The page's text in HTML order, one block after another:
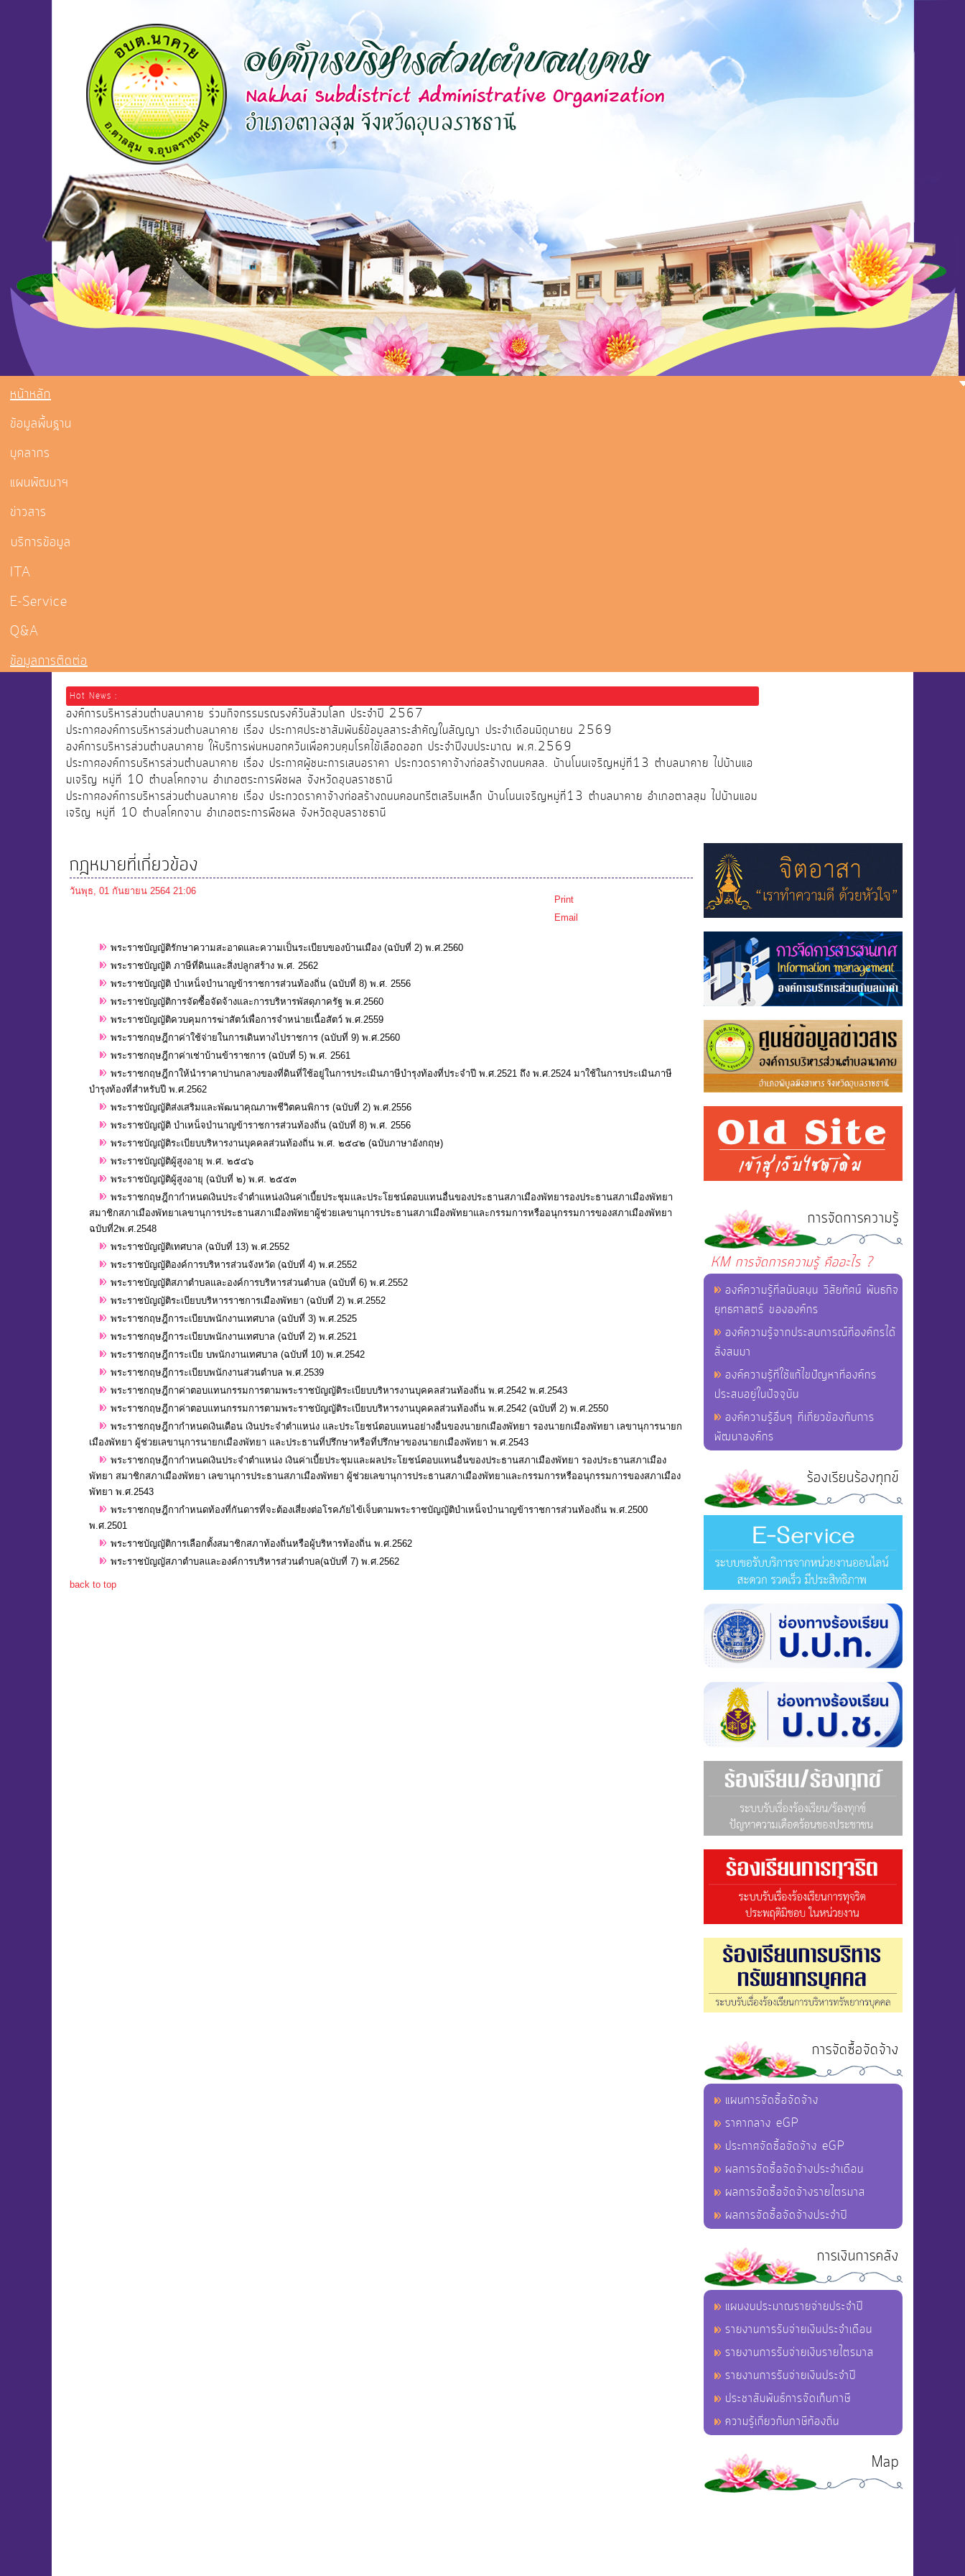
หน้าหลัก
ข้อมูลพื้นฐาน
บุคลากร
แผนพัฒนาฯ
ข่าวสาร
บริการข้อมูล
ITA
E-Service
Q&A
ข้อมูลการติดต่อ
Hot News :
องค์การบริหารส่วนตำบลนาคาย ร่วมกิจกรรมรณรงค์วันส้วมโลก ประจำปี 2567
ประกาศองค์การบริหารส่วนตำบลนาคาย เรื่อง ประกาศประชาสัมพันธ์ข้อมูลสาระสำคัญในสัญญา ประจำเดือนมิถุนายน 2569
องค์การบริหารส่วนตำบลนาคาย ให้บริการพ่นหมอกควันเพื่อควบคุมโรคไข้เลือดออก ประจำปีงบประมาณ พ.ศ.2569
ประกาศองค์การบริหารส่วนตำบลนาคาย เรื่อง ประกาศผู้ชนะการเสนอราคา ประกวดราคาจ้างก่อสร้างถนนคสล. บ้านโนนเจริญหมู่ที่13 ตำบลนาคาย ไปบ้านแอ
มเจริญ หมู่ที่ 10 ตำบลโคกจาน อำเภอตระการพืชผล จังหวัดอุบลราชธานี
ประกาศองค์การบริหารส่วนตำบลนาคาย เรื่อง ประกวดราคาจ้างก่อสร้างถนนคอนกรีตเสริมเหล็ก บ้านโนนเจริญหมู่ที่13 ตำบลนาคาย อำเภอตาลสุม ไปบ้านแอม
เจริญ หมู่ที่ 10 ตำบลโคกจาน อำเภอตระการพืชผล จังหวัดอุบลราชธานี
กฎหมายที่เกี่ยวข้อง
วันพุธ, 01 กันยายน 2564 21:06
Print
Email
พระราชบัญญัติรักษาความสะอาดและความเป็นระเบียบของบ้านเมือง (ฉบับที่ 2) พ.ศ.2560
พระราชบัญญัติ ภาษีที่ดินและสิ่งปลูกสร้าง พ.ศ. 2562
พระราชบัญญัติ บำเหน็จบำนาญข้าราชการส่วนท้องถิ่น (ฉบับที่ 8) พ.ศ. 2556
พระราชบัญญัติการจัดซื้อจัดจ้างและการบริหารพัสดุภาครัฐ พ.ศ.2560
พระราชบัญญัติควบคุมการฆ่าสัตว์เพื่อการจำหน่ายเนื้อสัตว์ พ.ศ.2559
พระราชกฤษฎีกาค่าใช้จ่ายในการเดินทางไปราชการ (ฉบับที่ 9) พ.ศ.2560
พระราชกฤษฎีกาค่าเช่าบ้านข้าราชการ (ฉบับที่ 5) พ.ศ. 2561
พระราชกฤษฎีกาให้นำราคาปานกลางของที่ดินที่ใช้อยู่ในการประเมินภาษีบำรุงท้องที่ประจำปี พ.ศ.2521 ถึง พ.ศ.2524 มาใช้ในการประเมินภาษี
บำรุงท้องที่สำหรับปี พ.ศ.2562
พระราชบัญญัติส่งเสริมและพัฒนาคุณภาพชีวิตคนพิการ (ฉบับที่ 2) พ.ศ.2556
พระราชบัญญัติ บำเหน็จบำนาญข้าราชการส่วนท้องถิ่น (ฉบับที่ 8) พ.ศ. 2556
พระราชบัญญัติระเบียบบริหารงานบุคคลส่วนท้องถิ่น พ.ศ. ๒๕๔๒ (ฉบับภาษาอังกฤษ)
พระราชบัญญัติผู้สูงอายุ พ.ศ. ๒๕๔๖
พระราชบัญญัติผู้สูงอายุ (ฉบับที่ ๒) พ.ศ. ๒๕๕๓
พระราชกฤษฎีกากำหนดเงินประจำตำแหน่งเงินค่าเบี้ยประชุมและประโยชน์ตอบแทนอื่นของประธานสภาเมืองพัทยารองประธานสภาเมืองพัทยา
สมาชิกสภาเมืองพัทยาเลขานุการประธานสภาเมืองพัทยาผู้ช่วยเลขานุการประธานสภาเมืองพัทยาและกรรมการหรืออนุกรรมการของสภาเมืองพัทยา
ฉบับที่2พ.ศ.2548
พระราชบัญญัติเทศบาล (ฉบับที่ 13) พ.ศ.2552
พระราชบัญญัติองค์การบริหารส่วนจังหวัด (ฉบับที่ 4) พ.ศ.2552
พระราชบัญญัติสภาตำบลและองค์การบริหารส่วนตำบล (ฉบับที่ 6) พ.ศ.2552
พระราชบัญญัติระเบียบบริหารราชการเมืองพัทยา (ฉบับที่ 2) พ.ศ.2552
พระราชกฤษฎีการะเบียบพนักงานเทศบาล (ฉบับที่ 3) พ.ศ.2525
พระราชกฤษฎีการะเบียบพนักงานเทศบาล (ฉบับที่ 2) พ.ศ.2521
พระราชกฤษฎีการะเบีย บพนักงานเทศบาล (ฉบับที่ 10) พ.ศ.2542
พระราชกฤษฎีการะเบียบพนักงานส่วนตำบล พ.ศ.2539
พระราชกฤษฎีกาค่าตอบแทนกรรมการตามพระราชบัญญัติระเบียบบริหารงานบุคคลส่วนท้องถิ่น พ.ศ.2542 พ.ศ.2543
พระราชกฤษฎีกาค่าตอบแทนกรรมการตามพระราชบัญญัติระเบียบบริหารงานบุคคลส่วนท้องถิ่น พ.ศ.2542 (ฉบับที่ 2) พ.ศ.2550
พระราชกฤษฎีกากำหนดเงินเดือน เงินประจำตำแหน่ง และประโยชน์ตอบแทนอย่างอื่นของนายกเมืองพัทยา รองนายกเมืองพัทยา เลขานุการนายก
เมืองพัทยา ผู้ช่วยเลขานุการนายกเมืองพัทยา และประธานที่ปรึกษาหรือที่ปรึกษาของนายกเมืองพัทยา พ.ศ.2543
พระราชกฤษฎีกากำหนดเงินประจำตำแหน่ง เงินค่าเบี้ยประชุมและผลประโยชน์ตอบแทนอื่นของประธานสภาเมืองพัทยา รองประธานสภาเมือง
พัทยา สมาชิกสภาเมืองพัทยา เลขานุการประธานสภาเมืองพัทยา ผู้ช่วยเลขานุการประธานสภาเมืองพัทยาและกรรมการหรืออนุกรรมการของสภาเมือง
พัทยา พ.ศ.2543
พระราชกฤษฎีกากำหนดท้องที่กันดารที่จะต้องเสี่ยงต่อโรคภัยไข้เจ็บตามพระราชบัญญัติบำเหน็จบำนาญข้าราชการส่วนท้องถิ่น พ.ศ.2500
พ.ศ.2501
พระราชบัญญัติการเลือกตั้งสมาชิกสภาท้องถิ่นหรือผู้บริหารท้องถิ่น พ.ศ.2562
พระราชบัญญัสภาตำบลและองค์การบริหารส่วนตำบล(ฉบับที่ 7) พ.ศ.2562
back to top
การจัดการความรู้
KM การจัดการความรู้ คืออะไร ?
องค์ความรู้ที่สนับสนุน วิสัยทัศน์ พันธกิจ
ยุทธศาสตร์ ขององค์กร
องค์ความรู้จากประสบการณ์ที่องค์กรได้
สั่งสมมา
องค์ความรู้ที่ใช้แก้ไขปัญหาที่องค์กร
ประสบอยู่ในปัจจุบัน
องค์ความรู้อื่นๆ ที่เกี่ยวข้องกับการ
พัฒนาองค์กร
ร้องเรียนร้องทุกข์
การจัดซื้อจัดจ้าง
แผนการจัดซื้อจัดจ้าง
ราคากลาง eGP
ประกาศจัดซื้อจัดจ้าง eGP
ผลการจัดซื้อจัดจ้างประจำเดือน
ผลการจัดซื้อจัดจ้างรายไตรมาส
ผลการจัดซื้อจัดจ้างประจำปี
การเงินการคลัง
แผนงบประมาณรายจ่ายประจำปี
รายงานการรับจ่ายเงินประจำเดือน
รายงานการรับจ่ายเงินรายไตรมาส
รายงานการรับจ่ายเงินประจำปี
ประชาสัมพันธ์การจัดเก็บภาษี
ความรู้เกี่ยวกับภาษีท้องถิ่น
Map